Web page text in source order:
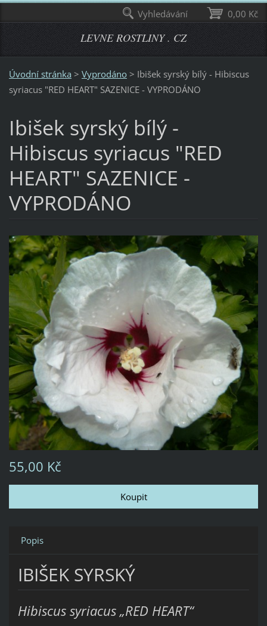
LEVNE ROSTLINY . CZ
Úvodní stránka > Vyprodáno > Ibišek syrský bílý - Hibiscus
syriacus "RED HEART" SAZENICE - VYPRODÁNO
Ibišek syrský bílý -
Hibiscus syriacus "RED
HEART" SAZENICE -
VYPRODÁNO
55,00 Kč
Popis
IBIŠEK SYRSKÝ
Hibiscus syriacus „RED HEART“
0,00 Kč
Vyhledávání